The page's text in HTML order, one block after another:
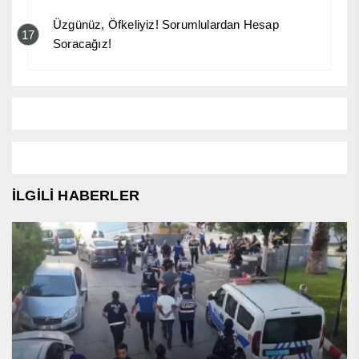
17
Üzgünüz, Öfkeliyiz! Sorumlulardan Hesap
Soracağız!
İLGİLİ HABERLER